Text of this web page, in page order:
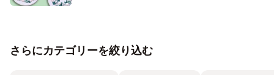
さらにカテゴリーを絞り込む